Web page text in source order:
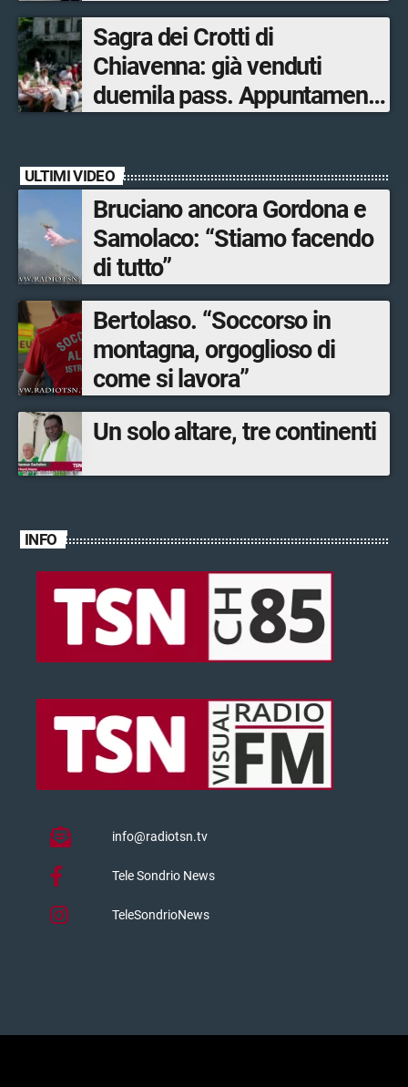
Sagra dei Crotti di
Chiavenna: già venduti
duemila pass. Appuntamento
ULTIMI VIDEO
Bruciano ancora Gordona e
Samolaco: “Stiamo facendo
di tutto”
Bertolaso. “Soccorso in
montagna, orgoglioso di
come si lavora”
Un solo altare, tre continenti
INFO
info@radiotsn.tv
Tele Sondrio News
TeleSondrioNews